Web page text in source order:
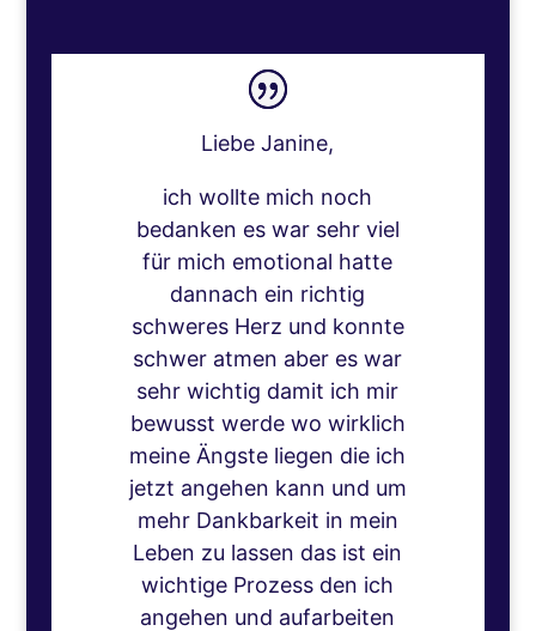
Liebe Janine,
ich wollte mich noch
bedanken es war sehr viel
für mich emotional hatte
dannach ein richtig
schweres Herz und konnte
schwer atmen aber es war
sehr wichtig damit ich mir
bewusst werde wo wirklich
meine Ängste liegen die ich
jetzt angehen kann und um
mehr Dankbarkeit in mein
Leben zu lassen das ist ein
wichtige Prozess den ich
angehen und aufarbeiten